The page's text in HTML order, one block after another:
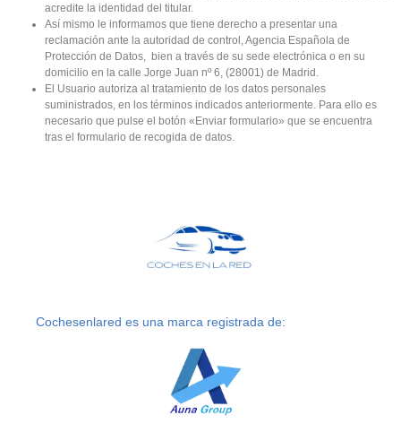
acredite la identidad del titular.
Así mismo le informamos que tiene derecho a presentar una
reclamación ante la autoridad de control, Agencia Española de
Protección de Datos, bien a través de su sede electrónica o en su
domicilio en la calle Jorge Juan nº 6, (28001) de Madrid.
El Usuario autoriza al tratamiento de los datos personales
suministrados, en los términos indicados anteriormente. Para ello es
necesario que pulse el botón «Enviar formulario» que se encuentra
tras el formulario de recogida de datos.
Cochesenlared es una marca registrada de: